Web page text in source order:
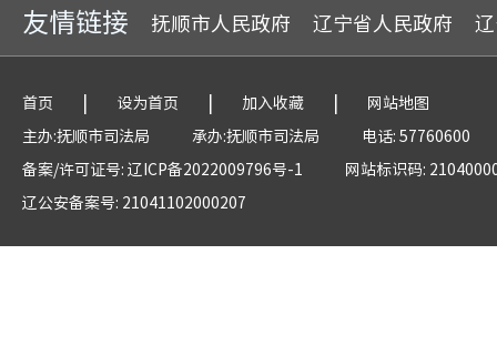
友情链接 抚顺市人民政府 辽宁省人民政府
首页 | 设为首页 | 加入收藏 |
网站地图
主办:抚顺市司法局
承办:抚顺市司法局
电话: 57760600
备案/许可证号: 辽ICP备2022009796号-1
网站标识码:
辽公安备案号: 21041102000207